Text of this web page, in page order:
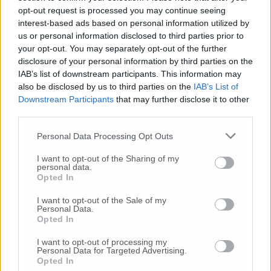
opt-out request is processed you may continue seeing
interest-based ads based on personal information utilized by
us or personal information disclosed to third parties prior to
your opt-out. You may separately opt-out of the further
disclosure of your personal information by third parties on the
IAB’s list of downstream participants. This information may
also be disclosed by us to third parties on the IAB’s List of
Downstream Participants that may further disclose it to other
Personal Data Processing Opt Outs
I want to opt-out of the Sharing of my
personal data.
Opted In
I want to opt-out of the Sale of my
Personal Data.
Opted In
I want to opt-out of processing my
Personal Data for Targeted Advertising.
Opted In
un progetto che sappiano soddisfare le
esigenze dei cittadini della provinciae
sappiano rispettare i vincoli delimitati dal
parere della Corte dei Conti. «I tempi sono
strettissimi e il compito è davvero complesso,
mal’atteggiamento propositivo e dialogante
della Giunta Silvetti merita un’apertura di
credito, la fiducia e il rinnovato spirito di
sottolinea Marco Giacanella – Completato
questo percorso, qualora ritenessimo il
risultato finale in linea con gli interessi dei
cittadini daremo il nostro appoggio al
progetto.Di concerto con ilp residente della
Commissione I, Luca Cappanera, nei prossimi
giorni organizzeremo una seduta per
relazionare a tutti i Consiglieri l’esito
dell’Assemblea più nello specifico.
Mi
permetto una risposta alla fantasiosa